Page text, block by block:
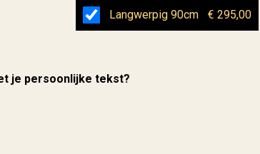
Langwerpig 90cm € 295,00
je persoonlijke tekst?